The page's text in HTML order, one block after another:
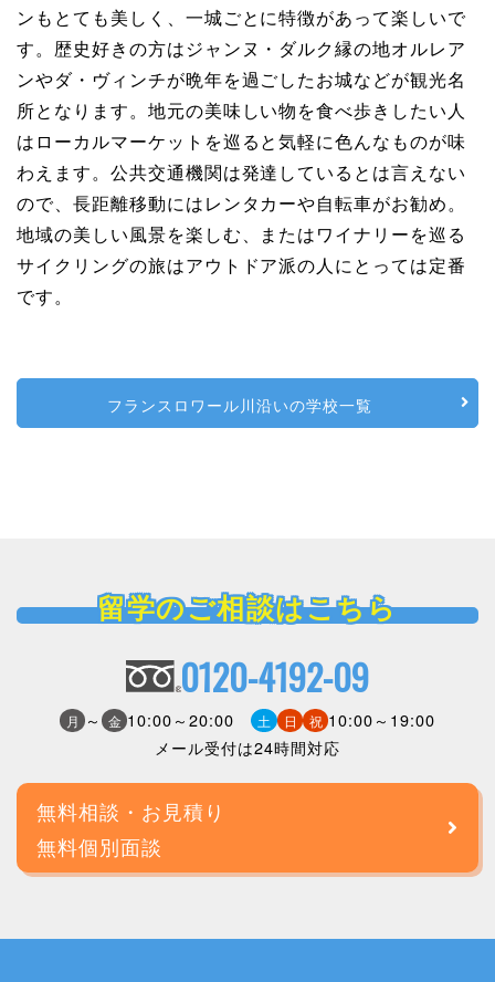
ンもとても美しく、一城ごとに特徴があって楽しいで
す。歴史好きの方はジャンヌ・ダルク縁の地オルレア
ンやダ・ヴィンチが晩年を過ごしたお城などが観光名
所となります。地元の美味しい物を食べ歩きしたい人
はローカルマーケットを巡ると気軽に色んなものが味
わえます。公共交通機関は発達しているとは言えない
ので、長距離移動にはレンタカーや自転車がお勧め。
地域の美しい風景を楽しむ、またはワイナリーを巡る
サイクリングの旅はアウトドア派の人にとっては定番
です。
フランスロワール川沿いの学校一覧
留学のご相談はこちら
0120-4192-09
月 ～ 金 10:00～20:00 土 日 祝 10:00～19:00
メール受付は24時間対応
無料相談・お見積り
無料個別面談